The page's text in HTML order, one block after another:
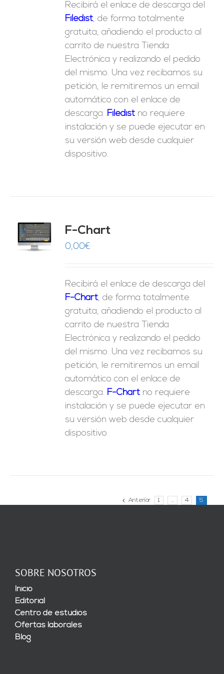
Recibirá el enlace de descarga del
Filedist, de forma totalmente
gratuita, añadiendo el producto al
carrito de nuestra Tienda
Electrónica y realizando el pedido
del mismo. Una vez recibamos su
petición, le remitiremos un email
automático con el enlace de
descarga. Filedist no requiere
instalación y se puede ejecutar en
su versión web desde cualquier
dispositivo.
F-Chart
0,00€
Recibirá el enlace de descarga del
F-Chart, de forma totalmente
gratuita, añadiendo el producto al
carrito de nuestra Tienda
Electrónica y realizando el pedido
del mismo. Una vez recibamos su
petición, le remitiremos un email
automático con el enlace de
descarga. F-Chart no requiere
instalación y se puede ejecutar en
su versión web desde cualquier
dispositivo.
Anterior 1 … 4 5
SOBRE NOSOTROS
Inicio
Editorial
Centro de estudios
Ofertas laborales
Blog